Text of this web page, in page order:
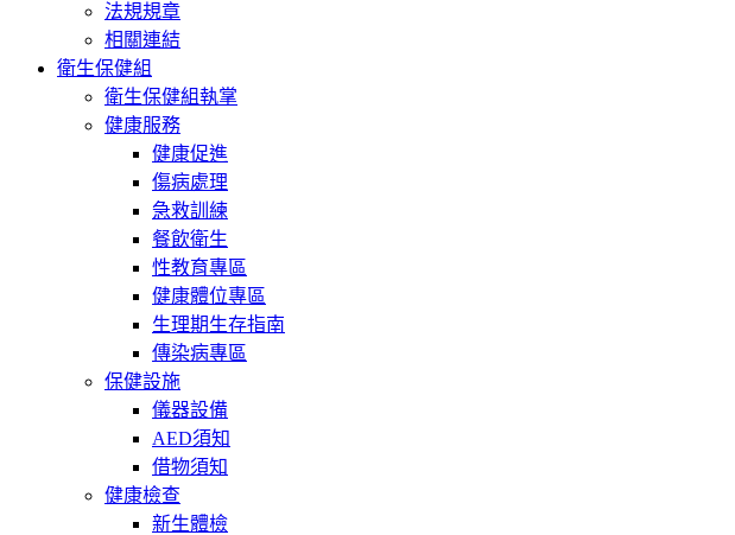
法規規章
相關連結
衛生保健組
衛生保健組執掌
健康服務
健康促進
傷病處理
急救訓練
餐飲衛生
性教育專區
健康體位專區
生理期生存指南
傳染病專區
保健設施
儀器設備
AED須知
借物須知
健康檢查
新生體檢